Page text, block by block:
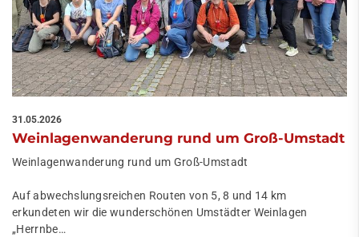
31.05.2026
Weinlagenwanderung rund um Groß-Umstadt
Weinlagenwanderung rund um Groß-Umstadt
Auf abwechslungsreichen Routen von 5, 8 und 14 km
erkundeten wir die wunderschönen Umstädter Weinlagen
„Herrnbe…